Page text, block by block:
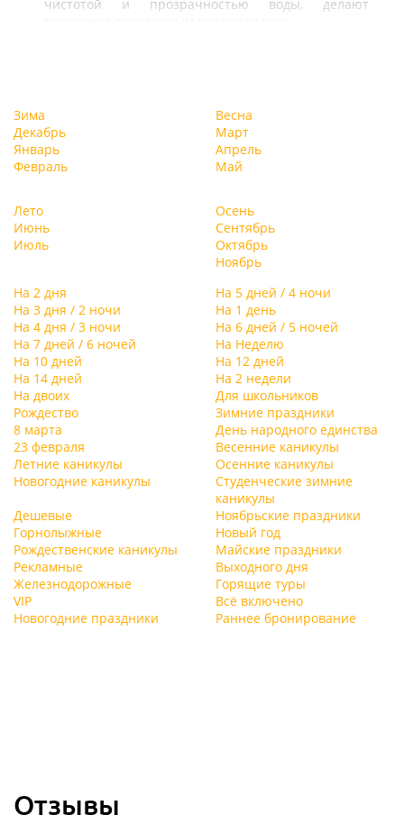
чистотой и прозрачностью воды, делают
Зима
Декабрь
Январь
Февраль
Весна
Март
Апрель
Май
Лето
Июнь
Июль
Осень
Сентябрь
Октябрь
Ноябрь
На 2 дня
На 5 дней / 4 ночи
На 3 дня / 2 ночи
На 1 день
На 4 дня / 3 ночи
На 6 дней / 5 ночей
На 7 дней / 6 ночей
На Неделю
На 10 дней
На 12 дней
На 14 дней
На 2 недели
На двоих
Для школьников
Рождество
Зимние праздники
8 марта
День народного единства
23 февраля
Весенние каникулы
Летние каникулы
Осенние каникулы
Новогодние каникулы
Студенческие зимние
каникулы
Дешевые
Ноябрьские праздники
Горнолыжные
Новый год
Рождественские каникулы
Майские праздники
Рекламные
Выходного дня
Железнодорожные
Горящие туры
VIP
Всё включено
Новогодние праздники
Раннее бронирование
Отзывы